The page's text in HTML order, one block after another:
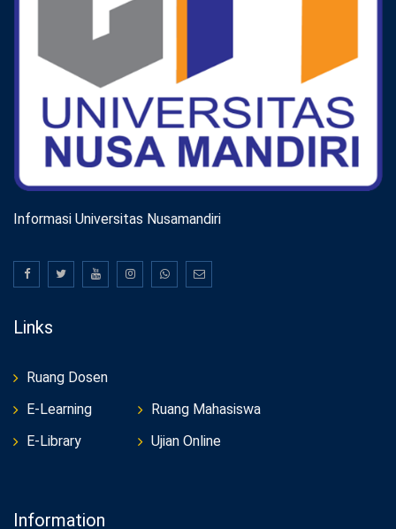
Informasi Universitas Nusamandiri
Links
Ruang Dosen
E-Learning
E-Library
Ruang Mahasiswa
Ujian Online
Information